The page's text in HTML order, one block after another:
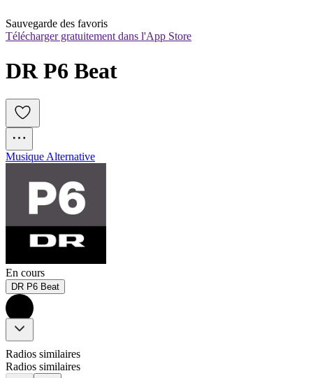
Sauvegarde des favoris
Télécharger gratuitement dans l'App Store
DR P6 Beat
Musique Alternative
En cours
DR P6 Beat
Radios similaires
Radios similaires